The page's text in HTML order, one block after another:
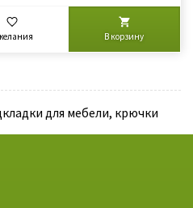
В корзину
для мебели, крючки